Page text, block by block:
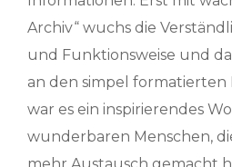
Archiv“ wuchs die
und Funktionsweise und
an den simpel formatierten
war es ein inspirierendes
wunderbaren Menschen,